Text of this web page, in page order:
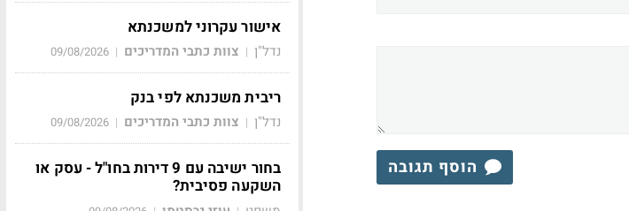
הוסף תגובה
אישור עקרוני למשכנתא
נדל"ן | צוות כתבי המדריכים |
09/08/2026
ריבית משכנתא לפי בנק
נדל"ן | צוות כתבי המדריכים |
09/08/2026
בחור ישיבה עם 9 דירות בחו"ל - עסק או
השקעה פסיבית?